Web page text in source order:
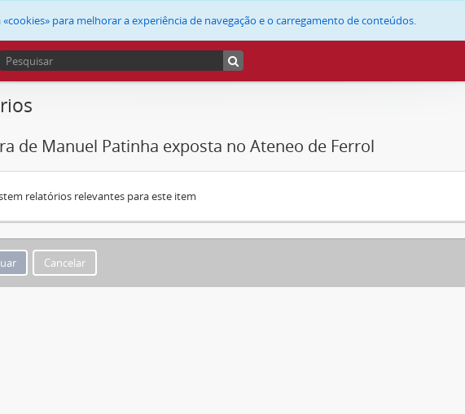
para melhorar a experiência de navegação e o carregamento de conteúdos.
de Manuel Patinha exposta no Ateneo de Ferrol
relatórios relevantes para este item
Cancelar